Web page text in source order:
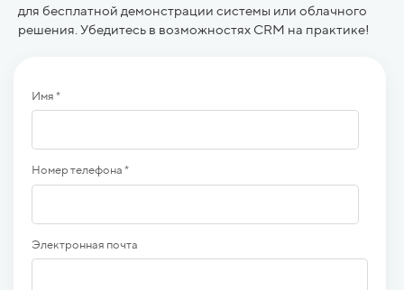
для бесплатной демонстрации системы или облачного
решения. Убедитесь в возможностях CRM на практике!
Имя *
Номер телефона *
Электронная почта